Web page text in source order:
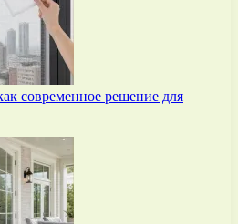
современное решение для